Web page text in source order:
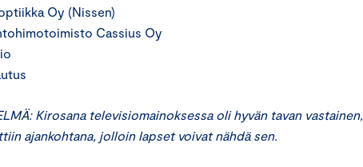
Oy (Nissen)
Cassius Oy
Kirosana televisiomainoksessa oli hyvän tavan vastainen,
ajankohtana, jolloin lapset voivat nähdä sen.